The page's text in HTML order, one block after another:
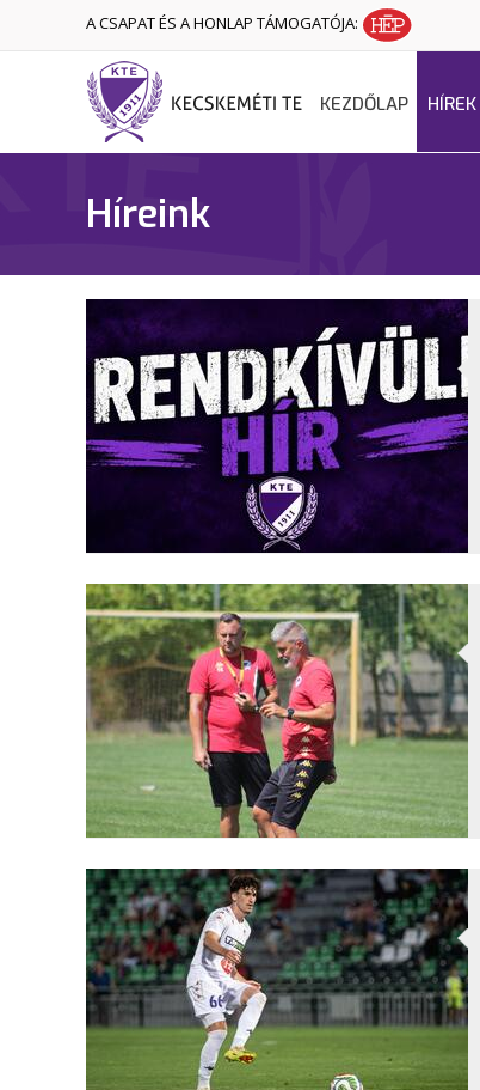
A CSAPAT ÉS A HONLAP TÁMOGATÓJA:
KEZDŐLAP HÍREK
Híreink